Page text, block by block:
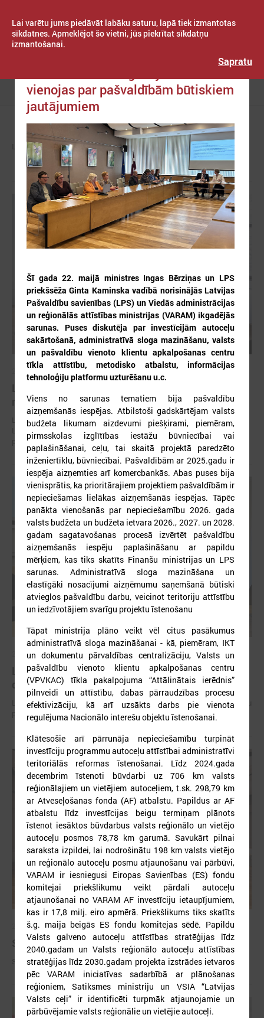
Lai varētu jums piedāvāt labāku saturu, lapā tiek izmantotas
sīkdatnes. Apmeklējot šo vietni, jūs piekrītat sīkdatņu
izmantošanai.
Sapratu
Izvēlne
ZIŅAS LPS
2026. gada 30. jūlijs
ministrijas sarunas
Latvijas Pašvaldību savienība aicina piedalīties Iekšlietu ministrijas un
Latvijas Pašvaldību savienības sarunās, kas notiks šī gada 5. augustā
plkst. 14:30 LPS 4. stāva zālē (Mazā Pils iela 1, Rīga).
2026. gada 15. jūlijs
LPS: Interaktīvā karte vienkopus parāda plašu un
detalizētu informāciju par skolu tīklu Latvijā
LPS: Interaktīvā karte vienkopus parāda plašu un detalizētu informāciju
par skolu tīklu Latvijā
2026. gada 09. jūlijs
Sumināti Latvijas labākie tirgotāji
Sumināti Latvijas labākie tirgotāji
vienojas par pašvaldībām būtiskiem
jautājumiem
Šī gada 22. maijā ministres Ingas Bērziņas un LPS
priekšsēža Ginta Kaminska vadībā norisinājās Latvijas
Pašvaldību savienības (LPS) un Viedās administrācijas
un reģionālās attīstības ministrijas (VARAM) ikgadējās
sarunas. Puses diskutēja par investīcijām autoceļu
sakārtošanā, administratīvā sloga mazināšanu, valsts
un pašvaldību vienoto klientu apkalpošanas centru
tīkla attīstību, metodisko atbalstu, informācijas
tehnoloģiju platformu uzturēšanu u.c.
Viens no sarunas tematiem bija pašvaldību
aizņemšanās iespējas. Atbilstoši gadskārtējam valsts
budžeta likumam aizdevumi piešķirami, piemēram,
pirmsskolas izglītības iestāžu būvniecībai vai
paplašināšanai, ceļu, tai skaitā projektā paredzēto
inženiertīklu, būvniecībai. Pašvaldībām ar 2025.gadu ir
iespēja aizņemties arī komercbankās. Abas puses bija
vienisprātis, ka prioritārajiem projektiem pašvaldībām ir
nepieciešamas lielākas aizņemšanās iespējas. Tāpēc
panākta vienošanās par nepieciešamību 2026. gada
valsts budžeta un budžeta ietvara 2026., 2027. un 2028.
gadam sagatavošanas procesā izvērtēt pašvaldību
aizņemšanās iespēju paplašināšanu ar papildu
mērķiem, kas tiks skatīts Finanšu ministrijas un LPS
sarunas. Administratīvā sloga mazināšana un
elastīgāki nosacījumi aizņēmumu saņemšanā būtiski
atvieglos pašvaldību darbu, veicinot teritoriju attīstību
un iedzīvotājiem svarīgu projektu īstenošanu
Tāpat ministrija plāno veikt vēl citus pasākumus
administratīvā sloga mazināšanai - kā, piemēram, IKT
un dokumentu pārvaldības centralizāciju, Valsts un
pašvaldību vienoto klientu apkalpošanas centru
(VPVKAC) tīkla pakalpojuma “Attālinātais ierēdnis”
pilnveidi un attīstību, dabas pārraudzības procesu
efektivizāciju, kā arī uzsākts darbs pie vienota
regulējuma Nacionālo interešu objektu īstenošanai.
Klātesošie arī pārrunāja nepieciešamību turpināt
investīciju programmu autoceļu attīstībai administratīvi
teritoriālās reformas īstenošanai. Līdz 2024.gada
decembrim īstenoti būvdarbi uz 706 km valsts
reģionālajiem un vietējiem autoceļiem, t.sk. 298,79 km
ar Atveseļošanas fonda (AF) atbalstu. Papildus ar AF
atbalstu līdz investīcijas beigu termiņam plānots
īstenot iesāktos būvdarbus valsts reģionālo un vietējo
autoceļu posmos 78,78 km garumā. Savukārt pilnai
saraksta izpildei, lai nodrošinātu 198 km valsts vietējo
un reģionālo autoceļu posmu atjaunošanu vai pārbūvi,
VARAM ir iesniegusi Eiropas Savienības (ES) fondu
komitejai priekšlikumu veikt pārdali autoceļu
atjaunošanai no VARAM AF investīciju ietaupījumiem,
kas ir 17,8 milj. eiro apmērā. Priekšlikums tiks skatīts
š.g. maija beigās ES fondu komitejas sēdē. Papildu
Valsts galveno autoceļu attīstības stratēģijas līdz
2040.gadam un Valsts reģionālo autoceļu attīstības
stratēģijas līdz 2030.gadam projekta izstrādes ietvaros
pēc VARAM iniciatīvas sadarbībā ar plānošanas
reģioniem, Satiksmes ministriju un VSIA “Latvijas
Valsts ceļi” ir identificēti turpmāk atjaunojamie un
pārbūvējamie valsts reģionālie un vietējie autoceļi.